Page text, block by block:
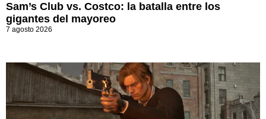
Sam’s Club vs. Costco: la batalla entre los
gigantes del mayoreo
7 agosto 2026